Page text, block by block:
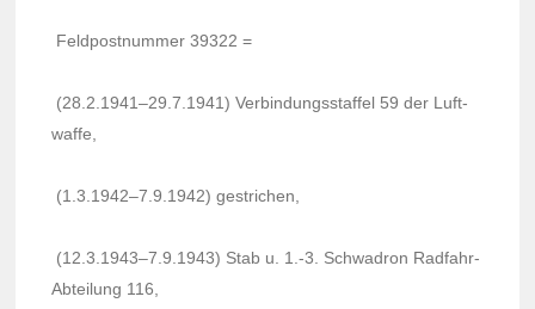
Feld­post­num­mer 39322 =
(28.2.1941–29.7.1941) Verbin­dung­ss­taf­fel 59 der Luft­
waffe,
(1.3.1942–7.9.1942) gestri­chen,
(12.3.1943–7.9.1943) Stab u. 1.-3. Schwa­dron Radfahr-
Abtei­lung 116,